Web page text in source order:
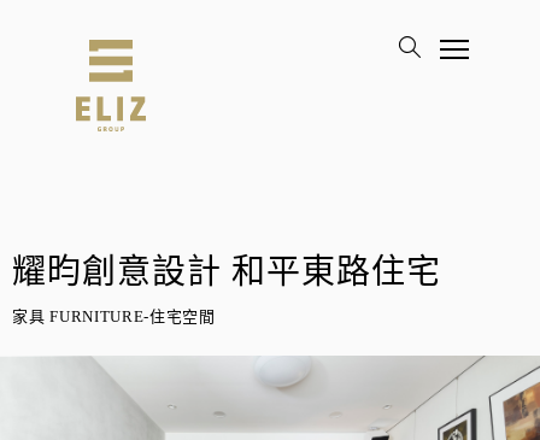
耀昀創意設計 和平東路住宅
家具 FURNITURE-住宅空間